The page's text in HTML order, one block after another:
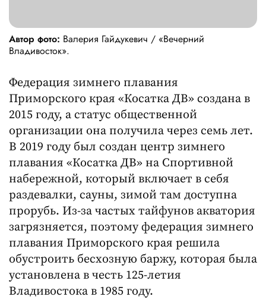
Автор фото: Валерия Гайдукевич / «Вечерний
Владивосток».
Федерация зимнего плавания
Приморского края «Косатка ДВ» создана в
2015 году, а статус общественной
организации она получила через семь лет.
В 2019 году был создан центр зимнего
плавания «Косатка ДВ» на Спортивной
набережной, который включает в себя
раздевалки, сауны, зимой там доступна
прорубь. Из-за частых тайфунов акватория
загрязняется, поэтому федерация зимнего
плавания Приморского края решила
обустроить бесхозную баржу, которая была
установлена в честь 125-летия
Владивостока в 1985 году.